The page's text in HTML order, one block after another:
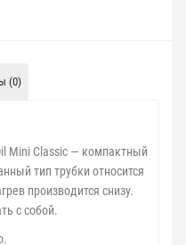
(0)
Mini Classic — компактный
тип трубки относится
производится снизу.
с собой.